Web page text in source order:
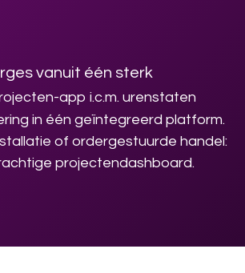
vanuit één sterk
app i.c.m. urenstaten
in één geïntegreerd platform.
of ordergestuurde handel:
projectendashboard.